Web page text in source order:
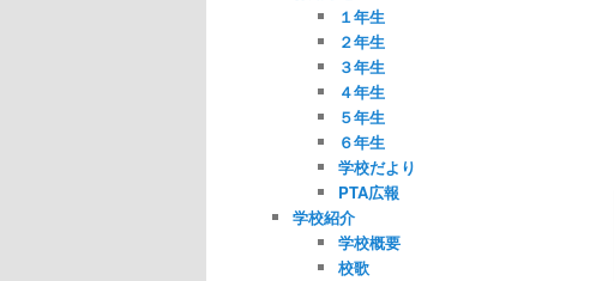
１年生
２年生
３年生
４年生
５年生
６年生
学校だより
PTA広報
学校紹介
学校概要
校歌